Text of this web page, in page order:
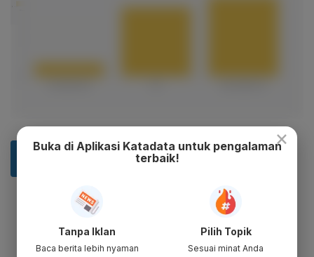
×
Buka di Aplikasi Katadata untuk pengalaman
terbaik!
Tanpa Iklan
Baca berita lebih nyaman
Pilih Topik
Sesuai minat Anda